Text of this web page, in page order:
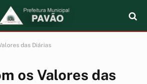
das Diárias
os Valores das